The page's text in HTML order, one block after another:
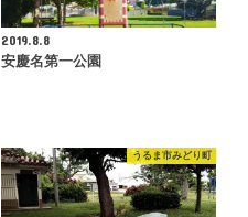
2019.8.8
安慶名第一公園
うるま市みどり町